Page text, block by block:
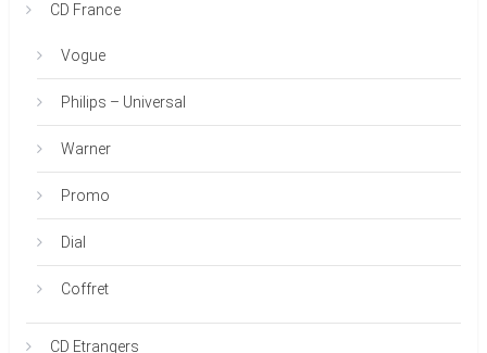
CD France
Vogue
Philips – Universal
Warner
Promo
Dial
Coffret
CD Etrangers